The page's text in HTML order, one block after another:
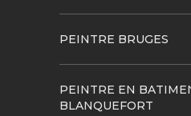
PEINTRE BRUGES
PEINTRE EN
BLANQUEFORT